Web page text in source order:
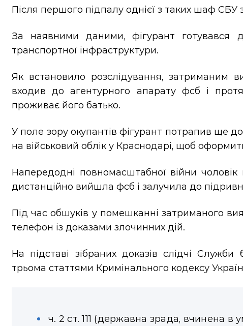
Після першого підпалу однієї з таких шаф СБУ
За наявними даними, фігурант готувався
транспортної інфраструктури.
Як встановило розслідування, затриманим
входив до агентурного апарату фсб і
проживає його батько.
У поле зору окупантів фігурант потрапив ще
на військовий облік у Краснодарі, щоб
Напередодні повномасштабної війни
дистанційно вийшла фсб і залучила до
Під час обшуків у помешканні затриманого
телефон із доказами злочинних дій.
На підставі зібраних доказів слідчі
трьома статтями Кримінального кодексу
ч. 2 ст. 111 (державна зрада, вчинена в